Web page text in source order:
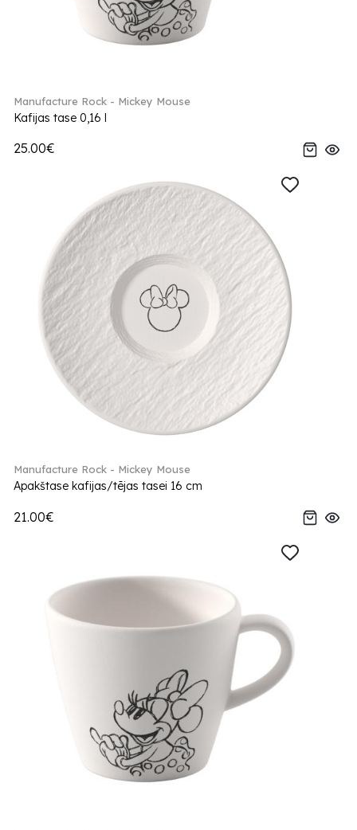
Manufacture Rock - Mickey Mouse
Kafijas tase 0,16 l
25.00€
Manufacture Rock - Mickey Mouse
Apakštase kafijas/tējas tasei 16 cm
21.00€